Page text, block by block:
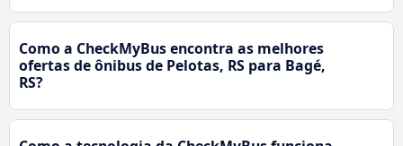
Como a CheckMyBus encontra as melhores
ofertas de ônibus de Pelotas, RS para Bagé,
RS?